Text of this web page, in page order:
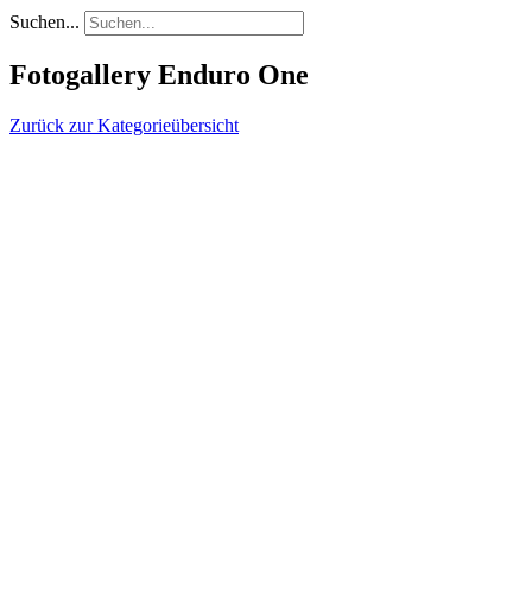
Suchen...
Fotogallery Enduro One
Zurück zur Kategorieübersicht